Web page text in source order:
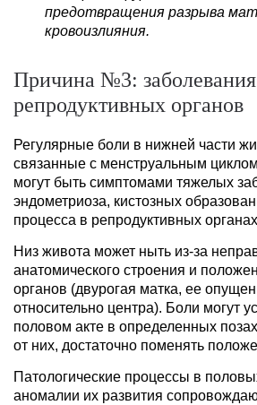
предотвращения разрыва
кровоизлияния.
Причина №3: заболевания
репродуктивных органов
Регулярные боли в нижней части
связанные с менструальным
могут быть симптомами тяжелых
эндометриоза, кистозных
процесса в репродуктивных
Низ живота может ныть из-за
анатомического строения и
органов (двурогая матка, ее
относительно центра). Боли могут
половом акте в определенных
от них, достаточно поменять
Патологические процессы в
аномалии их развития